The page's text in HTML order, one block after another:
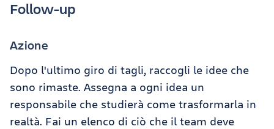
Follow-up
Azione
Dopo l'ultimo giro di tagli, raccogli le idee che
sono rimaste. Assegna a ogni idea un
responsabile che studierà come trasformarla in
realtà. Fai un elenco di ciò che il team deve